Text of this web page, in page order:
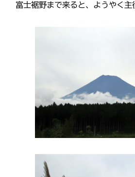
富士裾野まで来ると、ようやく主